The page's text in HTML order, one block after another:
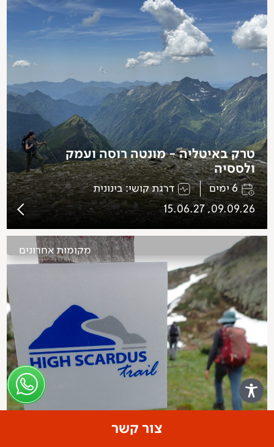
טרק באיטליה - מונטה רוסה ועמק
ולססיה
6 ימים
דרגת קושי: בינונית
09.09.26, 15.06.27
מקומות אחרונים
אלבניה- שביל רכס הסקארדוס
צור קשר